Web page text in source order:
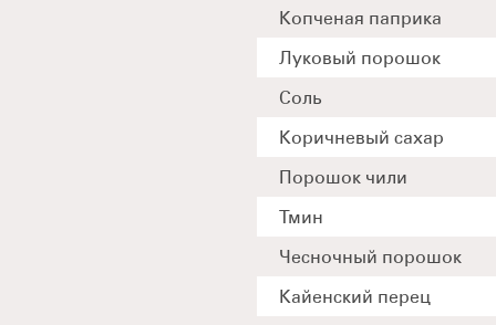
Копченая паприка
Луковый порошок
Соль
Коричневый сахар
Порошок чили
Тмин
Чесночный порошок
Кайенский перец